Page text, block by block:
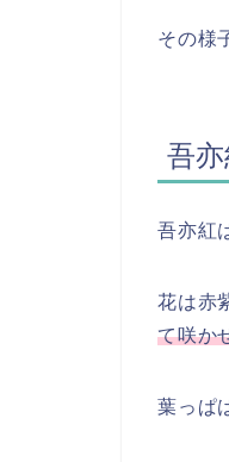
その様
吾
吾亦紅
花は赤
て咲か
葉っぱ